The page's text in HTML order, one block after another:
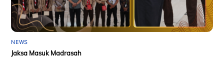
NEWS
Jaksa Masuk Madrasah